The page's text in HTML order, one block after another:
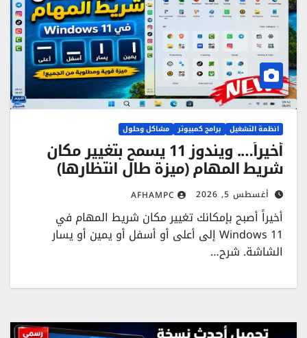
انظمة التشغيل برامج كمبيوتر مشاكل وحلول
أخيراً…. ويندوز 11 يسمح بتغيير مكان
شريط المهام (ميزة طال انتظارها)
أغسطس 5, 2026 AFHAMPC
أخيراً أصبح بإمكانك تغيير مكان شريط المهام في
Windows 11 إلى أعلى أو أسفل أو يمين أو يسار
الشاشة. شرح…